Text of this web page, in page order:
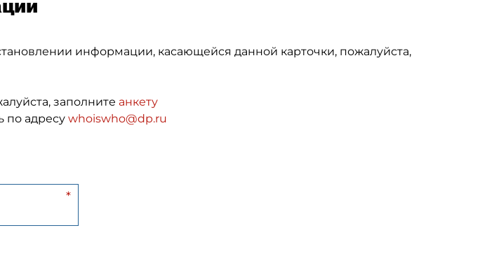
информации, касающейся данной карточки, пожалуйста,
заполните анкету
по адресу whoiswho@dp.ru